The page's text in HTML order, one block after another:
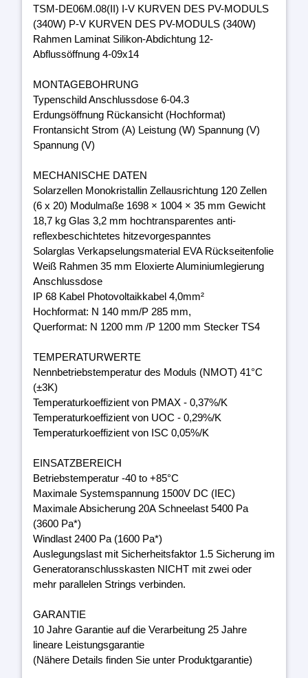
TSM-DE06M.08(II) I-V KURVEN DES PV-MODULS
(340W) P-V KURVEN DES PV-MODULS (340W)
Rahmen Laminat Silikon-Abdichtung 12-
Abflussöffnung 4-09x14
MONTAGEBOHRUNG
Typenschild Anschlussdose 6-04.3
Erdungsöffnung Rückansicht (Hochformat)
Frontansicht Strom (A) Leistung (W) Spannung (V)
Spannung (V)
MECHANISCHE DATEN
Solarzellen Monokristallin Zellausrichtung 120 Zellen
(6 x 20) Modulmaße 1698 × 1004 × 35 mm Gewicht
18,7 kg Glas 3,2 mm hochtransparentes anti-
reflexbeschichtetes hitzevorgespanntes
Solarglas Verkapselungsmaterial EVA Rückseitenfolie
Weiß Rahmen 35 mm Eloxierte Aluminiumlegierung
Anschlussdose
IP 68 Kabel Photovoltaikkabel 4,0mm²
Hochformat: N 140 mm/P 285 mm,
Querformat: N 1200 mm /P 1200 mm Stecker TS4
TEMPERATURWERTE
Nennbetriebstemperatur des Moduls (NMOT) 41°C
(±3K)
Temperaturkoeffizient von PMAX - 0,37%/K
Temperaturkoeffizient von UOC - 0,29%/K
Temperaturkoeffizient von ISC 0,05%/K
EINSATZBEREICH
Betriebstemperatur -40 to +85°C
Maximale Systemspannung 1500V DC (IEC)
Maximale Absicherung 20A Schneelast 5400 Pa
(3600 Pa*)
Windlast 2400 Pa (1600 Pa*)
Auslegungslast mit Sicherheitsfaktor 1.5 Sicherung im
Generatoranschlusskasten NICHT mit zwei oder
mehr parallelen Strings verbinden.
GARANTIE
10 Jahre Garantie auf die Verarbeitung 25 Jahre
lineare Leistungsgarantie
(Nähere Details finden Sie unter Produktgarantie)